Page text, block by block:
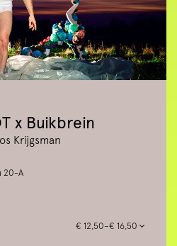
x Buikbrein
Krijgsman
20-A
€ 12,50–€ 16,50